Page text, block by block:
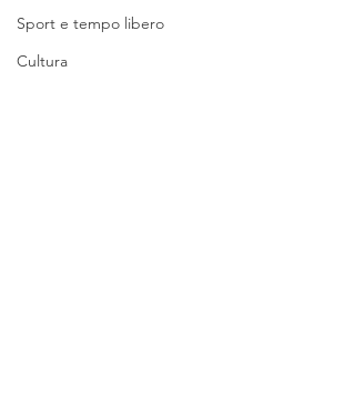
Sport e tempo libero
Cultura